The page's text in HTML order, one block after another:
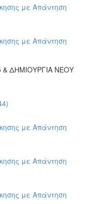
με Απάντηση
με Απάντηση
& ΔΗΜΙΟΥΡΓΙΑ ΝΕΟΥ
με Απάντηση
με Απάντηση
με Απάντηση